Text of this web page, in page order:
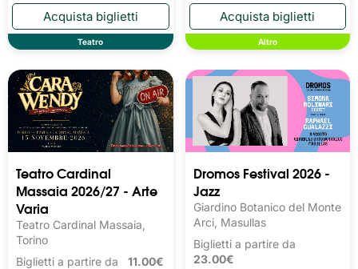
Teatro Altro
Teatro Cardinal
Massaia 2026/27 - Arte
Varia
Teatro Cardinal Massaia,
Torino
Biglietti a partire da 11.00€
Dromos Festival 2026 -
Jazz
Giardino Botanico del Monte
Arci, Masullas
Biglietti a partire da
23.00€